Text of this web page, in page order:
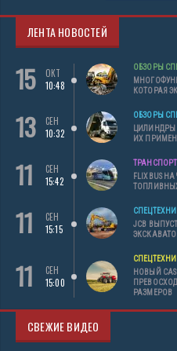
ЛЕНТА НОВОСТЕЙ
15
ОКТ
10:48
ОБЗОРЫ
КОТОРАЯ
13
СЕН
10:32
ОБЗОРЫ
ЦИЛИНДРЫ
ИХ
11
СЕН
15:42
ТРАНСПОРТ
FLIXBUS
11
СЕН
15:15
JCB
11
СЕН
15:00
НОВЫЙ
РАЗМЕРОВ
СВЕЖИЕ ВИДЕО